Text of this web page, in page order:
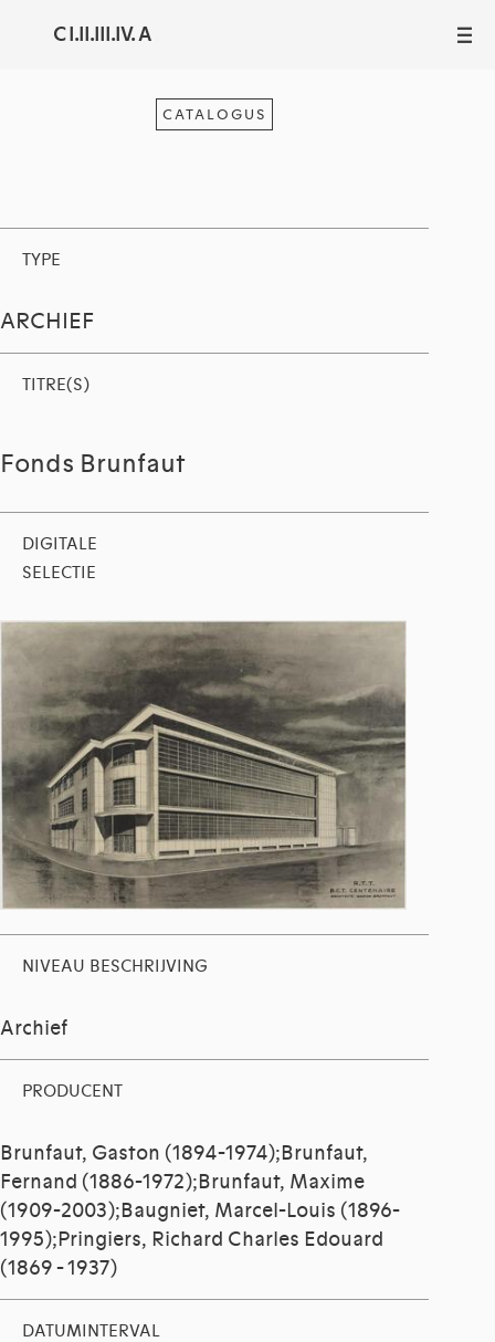
C I.II.III.IV. A III
CATALOGUS
TYPE
ARCHIEF
TITRE(S)
Fonds Brunfaut
DIGITALE
SELECTIE
NIVEAU BESCHRIJVING
Archief
PRODUCENT
Brunfaut, Gaston (1894-1974);Brunfaut,
Fernand (1886-1972);Brunfaut, Maxime
(1909-2003);Baugniet, Marcel-Louis (1896-
1995);Pringiers, Richard Charles Edouard
(1869 - 1937)
DATUMINTERVAL